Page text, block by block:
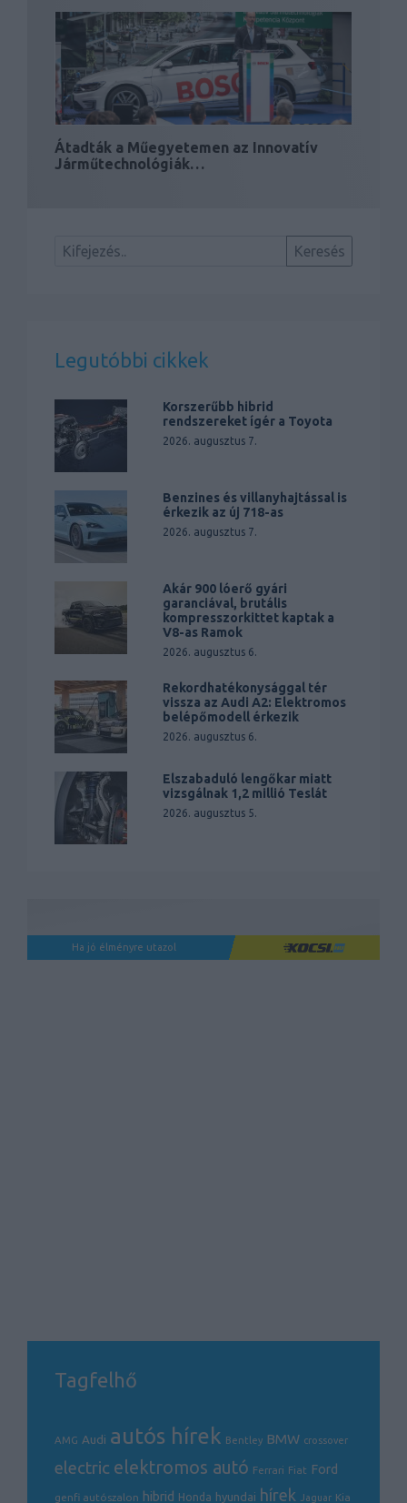
Átadták a Műegyetemen az Innovatív
Járműtechnológiák…
Legutóbbi cikkek
Korszerűbb hibrid
rendszereket ígér a Toyota
2026. augusztus 7.
Benzines és villanyhajtással is
érkezik az új 718-as
2026. augusztus 7.
Akár 900 lóerő gyári
garanciával, brutális
kompresszorkittet kaptak a
V8-as Ramok
2026. augusztus 6.
Rekordhatékonysággal tér
vissza az Audi A2: Elektromos
belépőmodell érkezik
2026. augusztus 6.
Elszabaduló lengőkar miatt
vizsgálnak 1,2 millió Teslát
2026. augusztus 5.
Ha jó élményre utazol
Tagfelhő
AMG Audi autós hírek Bentley BMW crossover
electric elektromos autó Ferrari Fiat Ford
genfi autószalon hibrid Honda hyundai hírek Jaguar Kia